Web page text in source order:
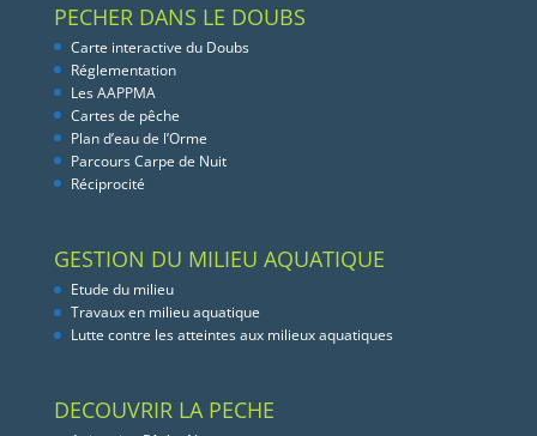
PECHER DANS LE DOUBS
Carte interactive du Doubs
Réglementation
Les AAPPMA
Cartes de pêche
Plan d’eau de l’Orme
Parcours Carpe de Nuit
Réciprocité
GESTION DU MILIEU AQUATIQUE
Etude du milieu
Travaux en milieu aquatique
Lutte contre les atteintes aux milieux aquatiques
DECOUVRIR LA PECHE